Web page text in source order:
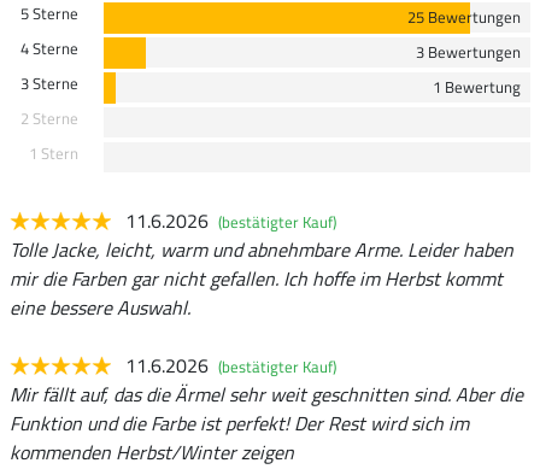
5 Sterne
25 Bewertungen
4 Sterne
3 Bewertungen
3 Sterne
1 Bewertung
2 Sterne
1 Stern
11.6.2026 (bestätigter Kauf)
Tolle Jacke, leicht, warm und abnehmbare Arme. Leider haben
mir die Farben gar nicht gefallen. Ich hoffe im Herbst kommt
eine bessere Auswahl.
11.6.2026 (bestätigter Kauf)
Mir fällt auf, das die Ärmel sehr weit geschnitten sind. Aber die
Funktion und die Farbe ist perfekt! Der Rest wird sich im
kommenden Herbst/Winter zeigen